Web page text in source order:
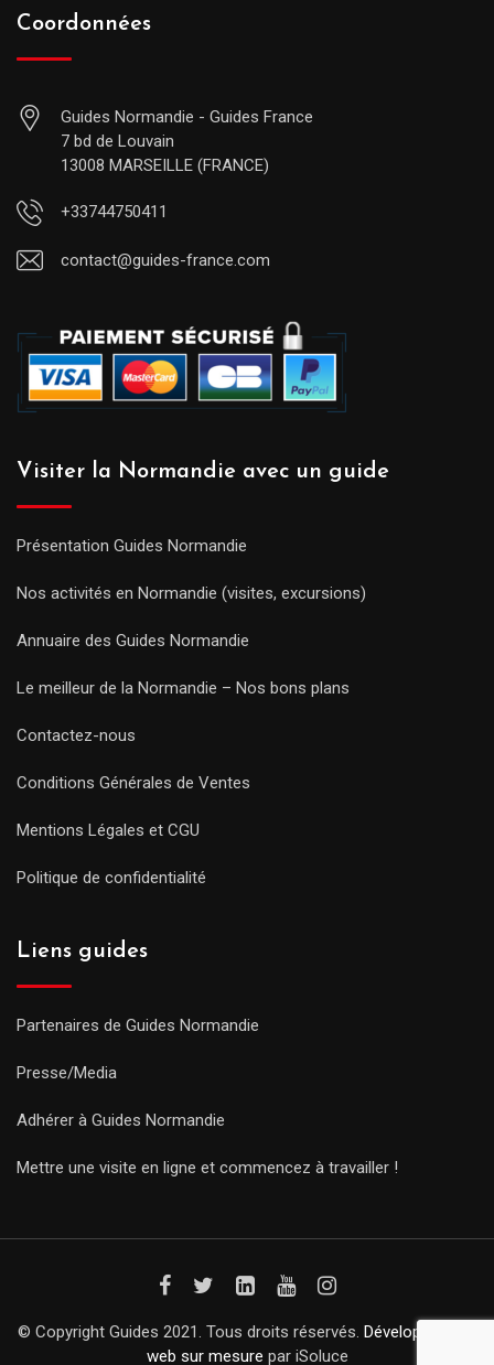
Coordonnées
Guides Normandie - Guides France
7 bd de Louvain
13008 MARSEILLE (FRANCE)
+33744750411
contact@guides-france.com
Visiter la Normandie avec un guide
Présentation Guides Normandie
Nos activités en Normandie (visites, excursions)
Annuaire des Guides Normandie
Le meilleur de la Normandie – Nos bons plans
Contactez-nous
Conditions Générales de Ventes
Mentions Légales et CGU
Politique de confidentialité
Liens guides
Partenaires de Guides Normandie
Presse/Media
Adhérer à Guides Normandie
Mettre une visite en ligne et commencez à travailler !
© Copyright Guides 2021. Tous droits réservés. Développement
web sur mesure par iSoluce